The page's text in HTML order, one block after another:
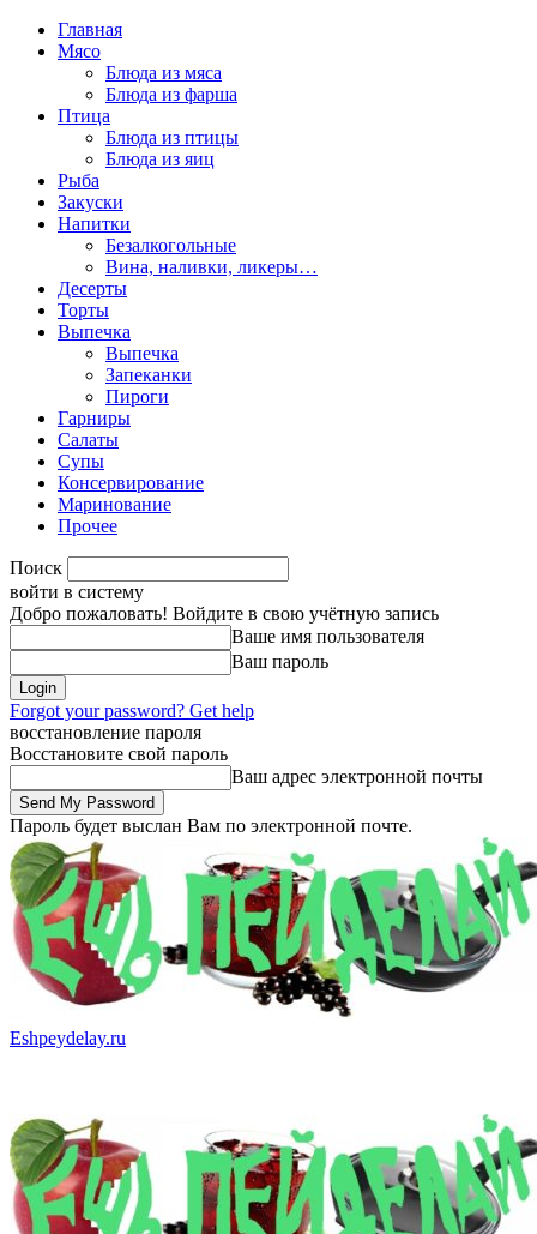
Главная
Мясо
Блюда из мяса
Блюда из фарша
Птица
Блюда из птицы
Блюда из яиц
Рыба
Закуски
Напитки
Безалкогольные
Вина, наливки, ликеры…
Десерты
Торты
Выпечка
Выпечка
Запеканки
Пироги
Гарниры
Салаты
Супы
Консервирование
Маринование
Прочее
Поиск
войти в систему
Добро пожаловать! Войдите в свою учётную запись
Ваше имя пользователя
Ваш пароль
Forgot your password? Get help
восстановление пароля
Восстановите свой пароль
Ваш адрес электронной почты
Пароль будет выслан Вам по электронной почте.
Eshpeydelay.ru